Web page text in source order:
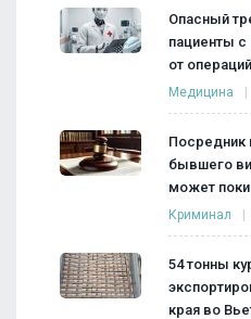
Опасный
пациенты
от
Медицина
Посредник
бывшего
может
Криминал
54 тонны
края во